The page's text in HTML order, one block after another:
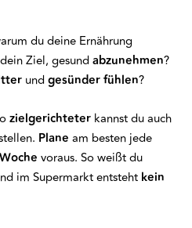
du deine Ernährung
Ziel, gesundabzunehmen?
undgesünderfühlen?
zielgerichteter kannst du auch
Plane am besten jede
Woche voraus. So weißt du
im Supermarkt entsteht kein